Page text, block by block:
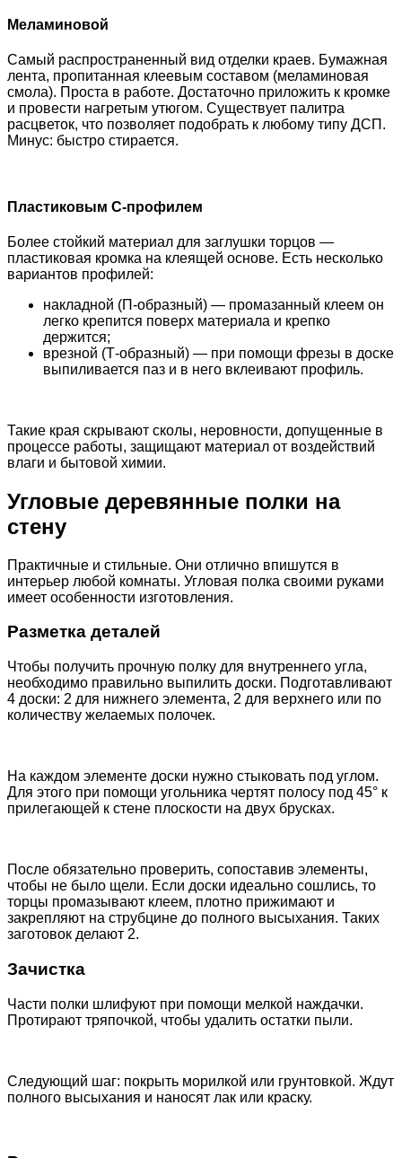
Меламиновой
Самый распространенный вид отделки краев. Бумажная
лента, пропитанная клеевым составом (меламиновая
смола). Проста в работе. Достаточно приложить к кромке
и провести нагретым утюгом. Существует палитра
расцветок, что позволяет подобрать к любому типу ДСП.
Минус: быстро стирается.
Пластиковым С-профилем
Более стойкий материал для заглушки торцов —
пластиковая кромка на клеящей основе. Есть несколько
вариантов профилей:
накладной (П-образный) — промазанный клеем он
легко крепится поверх материала и крепко
держится;
врезной (Т-образный) — при помощи фрезы в доске
выпиливается паз и в него вклеивают профиль.
Такие края скрывают сколы, неровности, допущенные в
процессе работы, защищают материал от воздействий
влаги и бытовой химии.
Угловые деревянные полки на
стену
Практичные и стильные. Они отлично впишутся в
интерьер любой комнаты. Угловая полка своими руками
имеет особенности изготовления.
Разметка деталей
Чтобы получить прочную полку для внутреннего угла,
необходимо правильно выпилить доски. Подготавливают
4 доски: 2 для нижнего элемента, 2 для верхнего или по
количеству желаемых полочек.
На каждом элементе доски нужно стыковать под углом.
Для этого при помощи угольника чертят полосу под 45° к
прилегающей к стене плоскости на двух брусках.
После обязательно проверить, сопоставив элементы,
чтобы не было щели. Если доски идеально сошлись, то
торцы промазывают клеем, плотно прижимают и
закрепляют на струбцине до полного высыхания. Таких
заготовок делают 2.
Зачистка
Части полки шлифуют при помощи мелкой наждачки.
Протирают тряпочкой, чтобы удалить остатки пыли.
Следующий шаг: покрыть морилкой или грунтовкой. Ждут
полного высыхания и наносят лак или краску.